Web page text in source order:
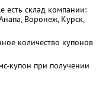
есть склад компании:
Воронеж, Курск,
количество купонов
купон при получении